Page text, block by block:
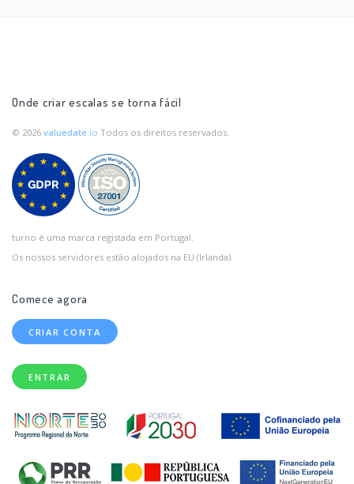
Onde criar escalas se torna fácil
© 2026 valuedate.io Todos os direitos reservados.
turno é uma marca registada em Portugal.
Os nossos servidores estão alojados na EU (Irlanda).
Comece agora
CRIAR CONTA
ENTRAR